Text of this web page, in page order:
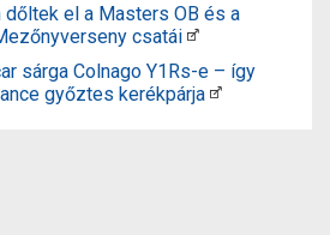
el a Masters OB és a
csatái
sárga Colnago Y1Rs-e – így
győztes kerékpárja